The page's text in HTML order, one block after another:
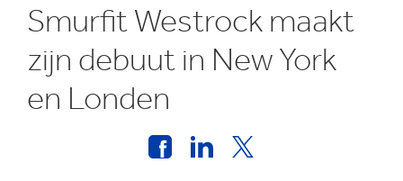
Blog
Smurfit Westrock maakt
zijn debuut in New York
en Londen